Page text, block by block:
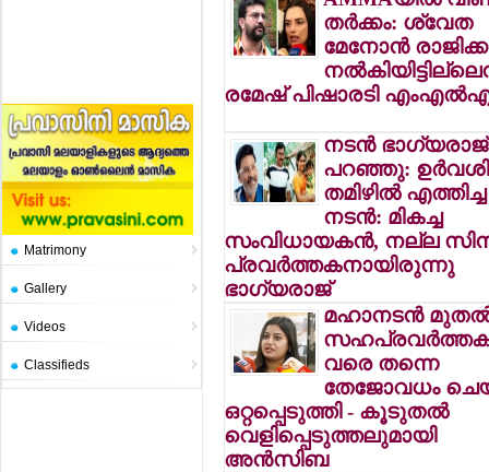
Matrimony
Gallery
Videos
Classifieds
തര്‍ക്കം: ശ്വേത
മേനോന്‍
രമേഷ് പിഷാരടി
നടന്‍ ഭാഗ്യരാജ്
പറഞ്ഞു:
തമിഴില്‍ എത്തിച്ച
നടന്‍: മികച്ച
സംവിധായകന്‍, നല്ല
പ്രവര്‍ത്തകനായിരുന്നു
ഭാഗ്യരാജ്
മഹാനടന്‍
വരെ തന്നെ
തേജോവധം
ഒറ്റപ്പെടുത്തി - കൂടുതല്‍
വെളിപ്പെടുത്തലുമായി
അന്‍സിബ